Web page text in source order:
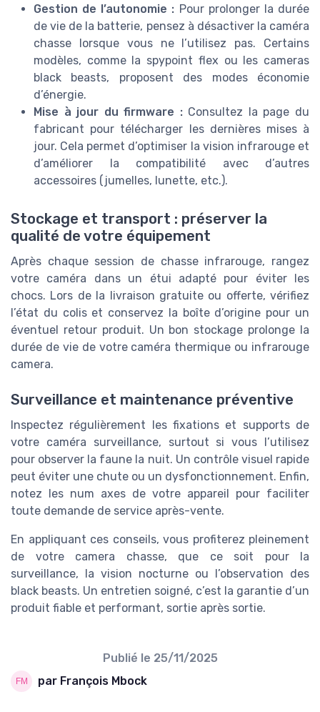
Gestion de l’autonomie : Pour prolonger la durée
de vie de la batterie, pensez à désactiver la caméra
chasse lorsque vous ne l’utilisez pas. Certains
modèles, comme la spypoint flex ou les cameras
black beasts, proposent des modes économie
d’énergie.
Mise à jour du firmware :Consultez la page du
fabricant pour télécharger les dernières mises à
jour. Cela permet d’optimiser la vision infrarouge et
d’améliorer la compatibilité avec d’autres
accessoires (jumelles, lunette, etc.).
Stockage et transport : préserver la
qualité de votre équipement
Après chaque session de chasse infrarouge, rangez
votre caméra dans un étui adapté pour éviter les
chocs. Lors de la livraison gratuite ou offerte, vérifiez
l’état du colis et conservez la boîte d’origine pour un
éventuel retour produit. Un bon stockage prolonge la
durée de vie de votre caméra thermique ou infrarouge
camera.
Surveillance et maintenance préventive
Inspectez régulièrement les fixations et supports de
votre caméra surveillance, surtout si vous l’utilisez
pour observer la faune la nuit. Un contrôle visuel rapide
peut éviter une chute ou un dysfonctionnement. Enfin,
notez les num axes de votre appareil pour faciliter
toute demande de service après-vente.
En appliquant ces conseils, vous profiterez pleinement
de votre camera chasse, que ce soit pour la
surveillance, la vision nocturne ou l’observation des
black beasts. Un entretien soigné, c’est la garantie d’un
produit fiable et performant, sortie après sortie.
Publié le 25/11/2025
par François Mbock